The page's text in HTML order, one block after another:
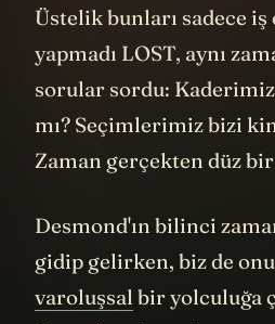
alternatif gerçeklik
konuları devam ettirip
Dharma eğitim
ortaya çıkıyordu.
bloglar vardı ve bunlar
yazılıyordu. Bu dizi,
arasındaki sınırları
Hayali Oceanic